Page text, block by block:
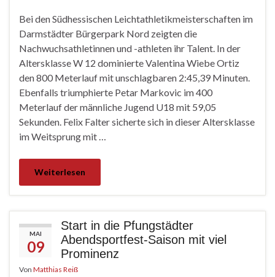
Bei den Südhessischen Leichtathletikmeisterschaften im
Darmstädter Bürgerpark Nord zeigten die
Nachwuchsathletinnen und -athleten ihr Talent. In der
Altersklasse W 12 dominierte Valentina Wiebe Ortiz
den 800 Meterlauf mit unschlagbaren 2:45,39 Minuten.
Ebenfalls triumphierte Petar Markovic im 400
Meterlauf der männliche Jugend U18 mit 59,05
Sekunden. Felix Falter sicherte sich in dieser Altersklasse
im Weitsprung mit …
Weiterlesen
MAI
09
Start in die Pfungstädter
Abendsportfest-Saison mit viel
Prominenz
Von Matthias Reiß